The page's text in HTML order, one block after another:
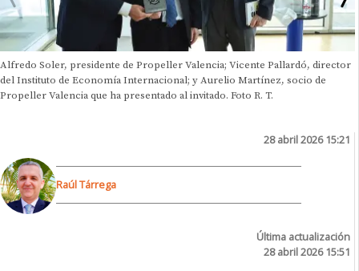
Alfredo Soler, presidente de Propeller Valencia; Vicente Pallardó, director
del Instituto de Economía Internacional; y Aurelio Martínez, socio de
Propeller Valencia que ha presentado al invitado. Foto R. T.
28 abril 2026 15:21
Raúl Tárrega
Última actualización
28 abril 2026 15:51